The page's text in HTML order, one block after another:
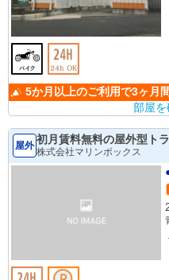
5か月以上のご利用で3ヶ月
部屋を
屋外 初月賃料無料の屋外型ト
株式会社マリンボックス